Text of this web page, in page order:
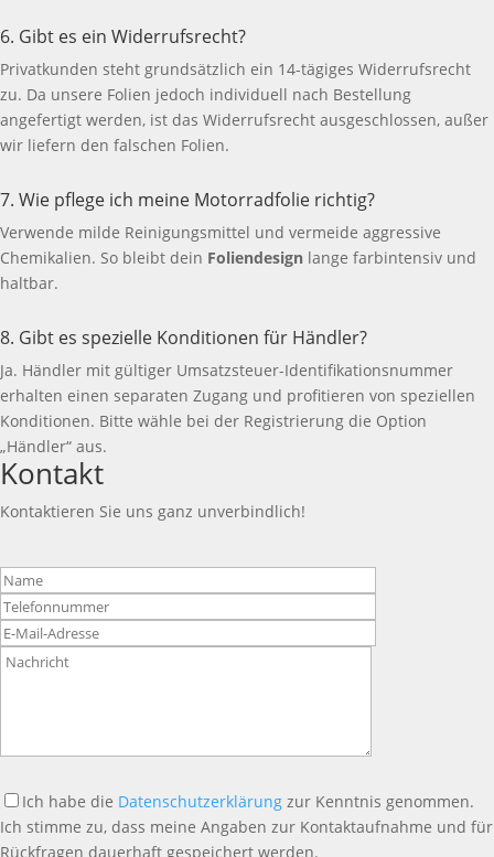
6. Gibt es ein Widerrufsrecht?
Privatkunden steht grundsätzlich ein 14-tägiges Widerrufsrecht
zu. Da unsere Folien jedoch individuell nach Bestellung
angefertigt werden, ist das Widerrufsrecht ausgeschlossen, außer
wir liefern den falschen Folien.
7. Wie pflege ich meine Motorradfolie richtig?
Verwende milde Reinigungsmittel und vermeide aggressive
Chemikalien. So bleibt dein Foliendesign lange farbintensiv und
haltbar.
8. Gibt es spezielle Konditionen für Händler?
Ja. Händler mit gültiger Umsatzsteuer-Identifikationsnummer
erhalten einen separaten Zugang und profitieren von speziellen
Konditionen. Bitte wähle bei der Registrierung die Option
„Händler“ aus.
Kontakt
Kontaktieren Sie uns ganz unverbindlich!
Bitte
lasse
dieses
Feld
leer.
Ich habe die Datenschutzerklärung zur Kenntnis genommen.
Ich stimme zu, dass meine Angaben zur Kontaktaufnahme und für
Rückfragen dauerhaft gespeichert werden.